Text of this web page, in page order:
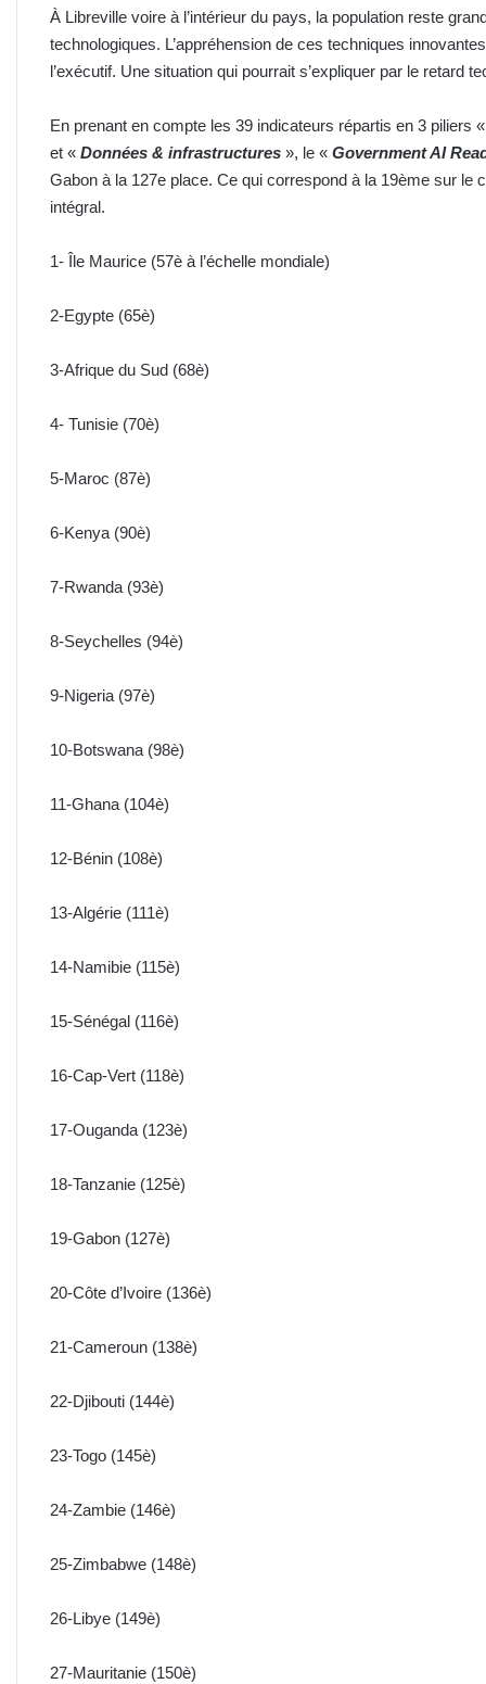
À Libreville voire à l’intérieur du pays, la population reste
technologiques. L’appréhension de ces techniques
l’exécutif. Une situation qui pourrait s’expliquer par le retard
En prenant en compte les 39 indicateurs répartis en 3 piliers
et « Données & infrastructures », le « Government AI
Gabon à la 127e place. Ce qui correspond à la 19ème sur le
intégral.
1- Île Maurice (57è à l’échelle mondiale)
2-Egypte (65è)
3-Afrique du Sud (68è)
4- Tunisie (70è)
5-Maroc (87è)
6-Kenya (90è)
7-Rwanda (93è)
8-Seychelles (94è)
9-Nigeria (97è)
10-Botswana (98è)
11-Ghana (104è)
12-Bénin (108è)
13-Algérie (111è)
14-Namibie (115è)
15-Sénégal (116è)
16-Cap-Vert (118è)
17-Ouganda (123è)
18-Tanzanie (125è)
19-Gabon (127è)
20-Côte d’Ivoire (136è)
21-Cameroun (138è)
22-Djibouti (144è)
23-Togo (145è)
24-Zambie (146è)
25-Zimbabwe (148è)
26-Libye (149è)
27-Mauritanie (150è)